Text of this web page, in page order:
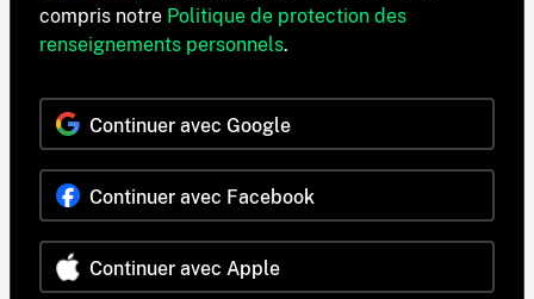
compris notre Politique de protection des
renseignements personnels.
Continuer avec Google
Continuer avec Facebook
Continuer avec Apple